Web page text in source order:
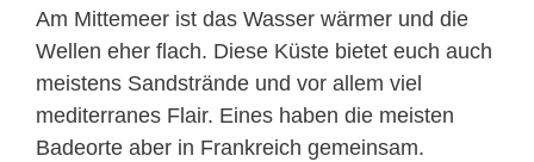
Am Mittemeer ist das Wasser wärmer und die
Wellen eher flach. Diese Küste bietet euch auch
meistens Sandstrände und vor allem viel
mediterranes Flair. Eines haben die meisten
Badeorte aber in Frankreich gemeinsam.